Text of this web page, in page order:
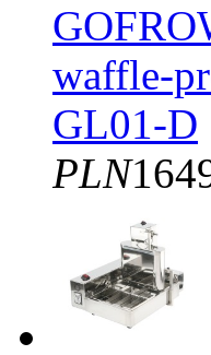
waffle-
GL01-D
PLN